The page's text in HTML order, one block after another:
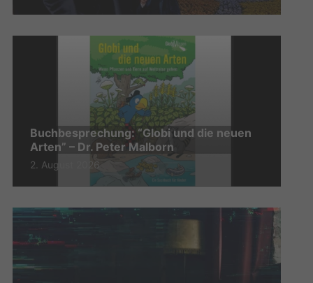
Buchbesprechung: “Globi und die neuen
Arten” – Dr. Peter Malborn
2. August 2026